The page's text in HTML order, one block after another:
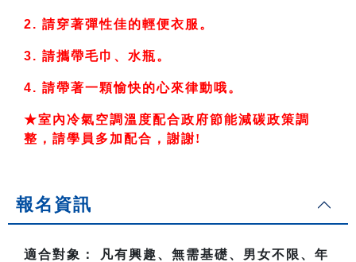
2. 請穿著彈性佳的輕便衣服。
3. 請攜帶毛巾、水瓶。
4. 請帶著一顆愉快的心來律動哦。
★室內冷氣空調溫度配合政府節能減碳政策調
整，請學員多加配合，謝謝!
報名資訊
適合對象： 凡有興趣、無需基礎、男女不限、年